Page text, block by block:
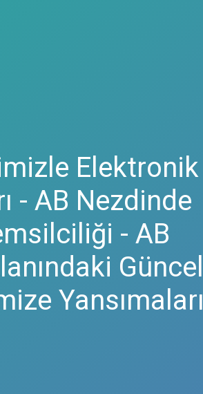
Elektronik
- AB Nezdinde
- AB
Güncel
Yansımaları